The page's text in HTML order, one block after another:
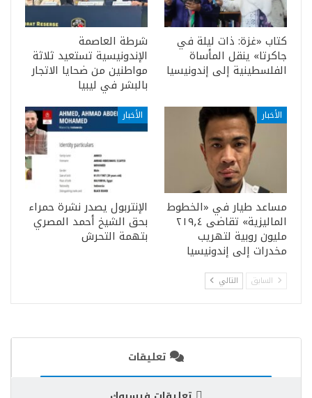
كتاب «غزة: ذات ليلة في
جاكرتا» ينقل المأساة
الفلسطينية إلى إندونيسيا
شرطة العاصمة
الإندونيسية تستعيد ثلاثة
مواطنين من ضحايا الاتجار
بالبشر في ليبيا
الأخبار
مساعد طيار في «الخطوط
الماليزية» تقاضى ٢١٩٫٤
مليون روبية لتهريب
مخدرات إلى إندونيسيا
الأخبار
الإنتربول يصدر نشرة حمراء
بحق الشيخ أحمد المصري
بتهمة التحرش
السابق التالي
تعليقات